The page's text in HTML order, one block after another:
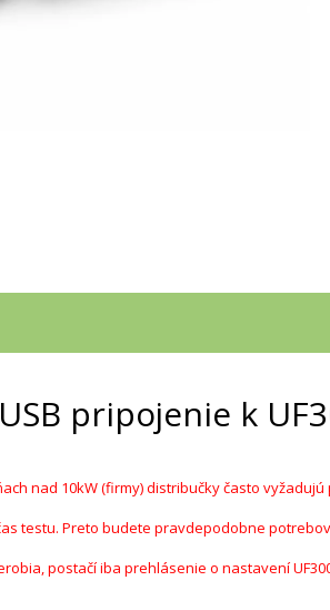
USB pripojenie k
nad 10kW (firmy) distribučky často
testu. Preto budete pravdepodobne
postačí iba prehlásenie o nastavení